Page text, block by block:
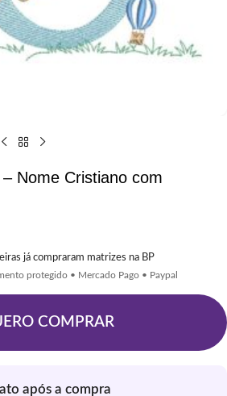
Nome Cristiano com
já compraram matrizes na BP
protegido • Mercado Pago • Paypal
COMPRAR